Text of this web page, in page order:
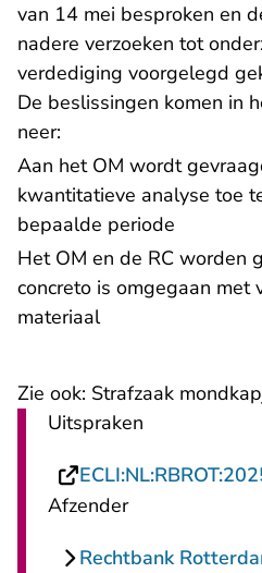
van 14 mei besproken en
nadere verzoeken tot
verdediging voorgelegd
De beslissingen komen in
neer:
Aan het OM wordt
kwantitatieve analyse toe
bepaalde periode
Het OM en de RC worden
concreto is omgegaan met
materiaal
Zie ook: Strafzaak
Uitspraken
Afzender
Rechtbank